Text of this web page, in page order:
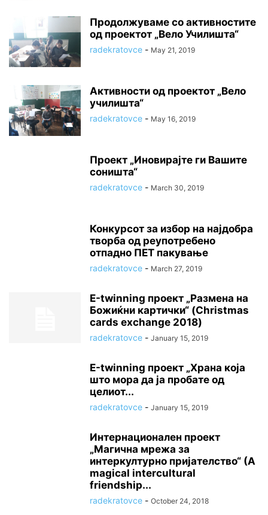
Продолжуваме со активностите
од проектот „Вело Училишта“
radekratovce - May 21, 2019
Активности од проектот „Вело
училишта“
radekratovce - May 16, 2019
Проект „Иновирајте ги Вашите
соништа“
radekratovce - March 30, 2019
Конкурсот за избор на најдобра
творба од реупотребено
отпадно ПЕТ пакување
radekratovce - March 27, 2019
Е-twinning проект „Размена на
Божиќни картички“ (Christmas
cards exchange 2018)
radekratovce - January 15, 2019
Е-twinning проект „Храна која
што мора да ја пробате од
целиот...
radekratovce - January 15, 2019
Интернационален проект
„Магична мрежа за
интеркултурно пријателство“ (А
magical intercultural
friendship...
radekratovce - October 24, 2018